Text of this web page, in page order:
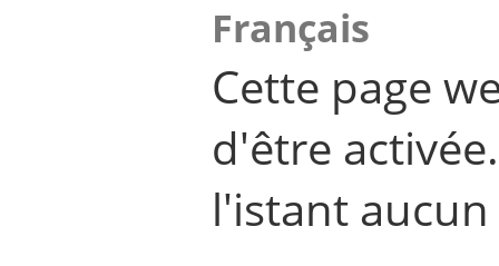
Français
Cette page
d'être
l'istant